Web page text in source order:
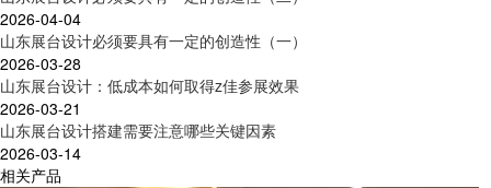
2026-04-04
山东展台设计必须要具有一定的创造性（一）
2026-03-28
山东展台设计：低成本如何取得z佳参展效果
2026-03-21
山东展台设计搭建需要注意哪些关键因素
2026-03-14
相关产品